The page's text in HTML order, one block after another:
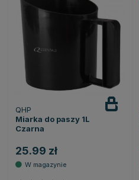
QHP
Miarka do paszy 1L
Czarna
25.99 zł